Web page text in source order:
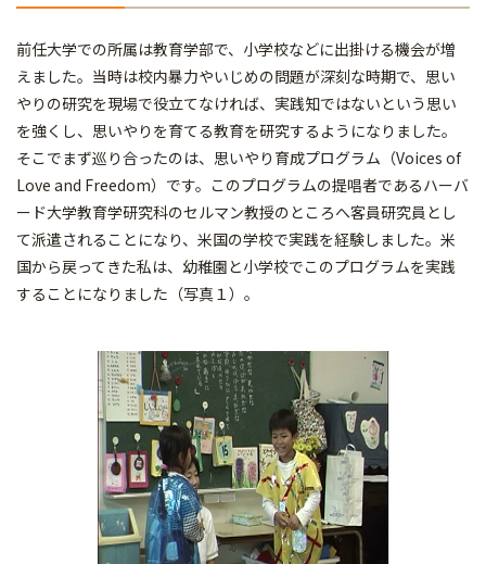
前任大学での所属は教育学部で、小学校などに出掛ける機会が増
えました。当時は校内暴力やいじめの問題が深刻な時期で、思い
やりの研究を現場で役立てなければ、実践知ではないという思い
を強くし、思いやりを育てる教育を研究するようになりました。
そこでまず巡り合ったのは、思いやり育成プログラム（Voices of
Love and Freedom）です。このプログラムの提唱者であるハーバ
ード大学教育学研究科のセルマン教授のところへ客員研究員とし
て派遣されることになり、米国の学校で実践を経験しました。米
国から戻ってきた私は、幼稚園と小学校でこのプログラムを実践
することになりました（写真１）。